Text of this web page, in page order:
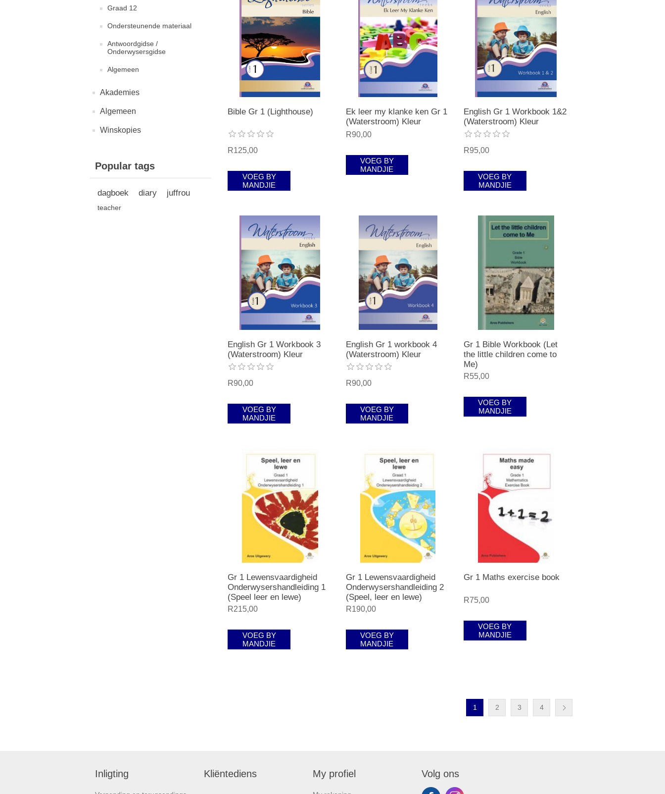
Graad 12
Ondersteunende materiaal
Antwoordgidse /
Onderwysersgidse
Algemeen
Akademies
Algemeen
Winskopies
Popular tags
dagboek diary juffrou
teacher
Bible Gr 1 (Lighthouse)
R125,00
VOEG BY
MANDJIE
Ek leer my klanke ken Gr 1
(Waterstroom) Kleur
R90,00
VOEG BY
MANDJIE
English Gr 1 Workbook 1&2
(Waterstroom) Kleur
R95,00
VOEG BY
MANDJIE
English Gr 1 Workbook 3
(Waterstroom) Kleur
R90,00
VOEG BY
MANDJIE
English Gr 1 workbook 4
(Waterstroom) Kleur
R90,00
VOEG BY
MANDJIE
Gr 1 Bible Workbook (Let
the little children come to
Me)
R55,00
VOEG BY
MANDJIE
Gr 1 Lewensvaardigheid
Onderwysershandleiding 1
(Speel leer en lewe)
R215,00
VOEG BY
MANDJIE
Gr 1 Lewensvaardigheid
Onderwysershandleiding 2
(Speel, leer en lewe)
R190,00
VOEG BY
MANDJIE
Gr 1 Maths exercise book
R75,00
VOEG BY
MANDJIE
1 2 3 4
Inligting Kliëntediens My profiel Volg ons